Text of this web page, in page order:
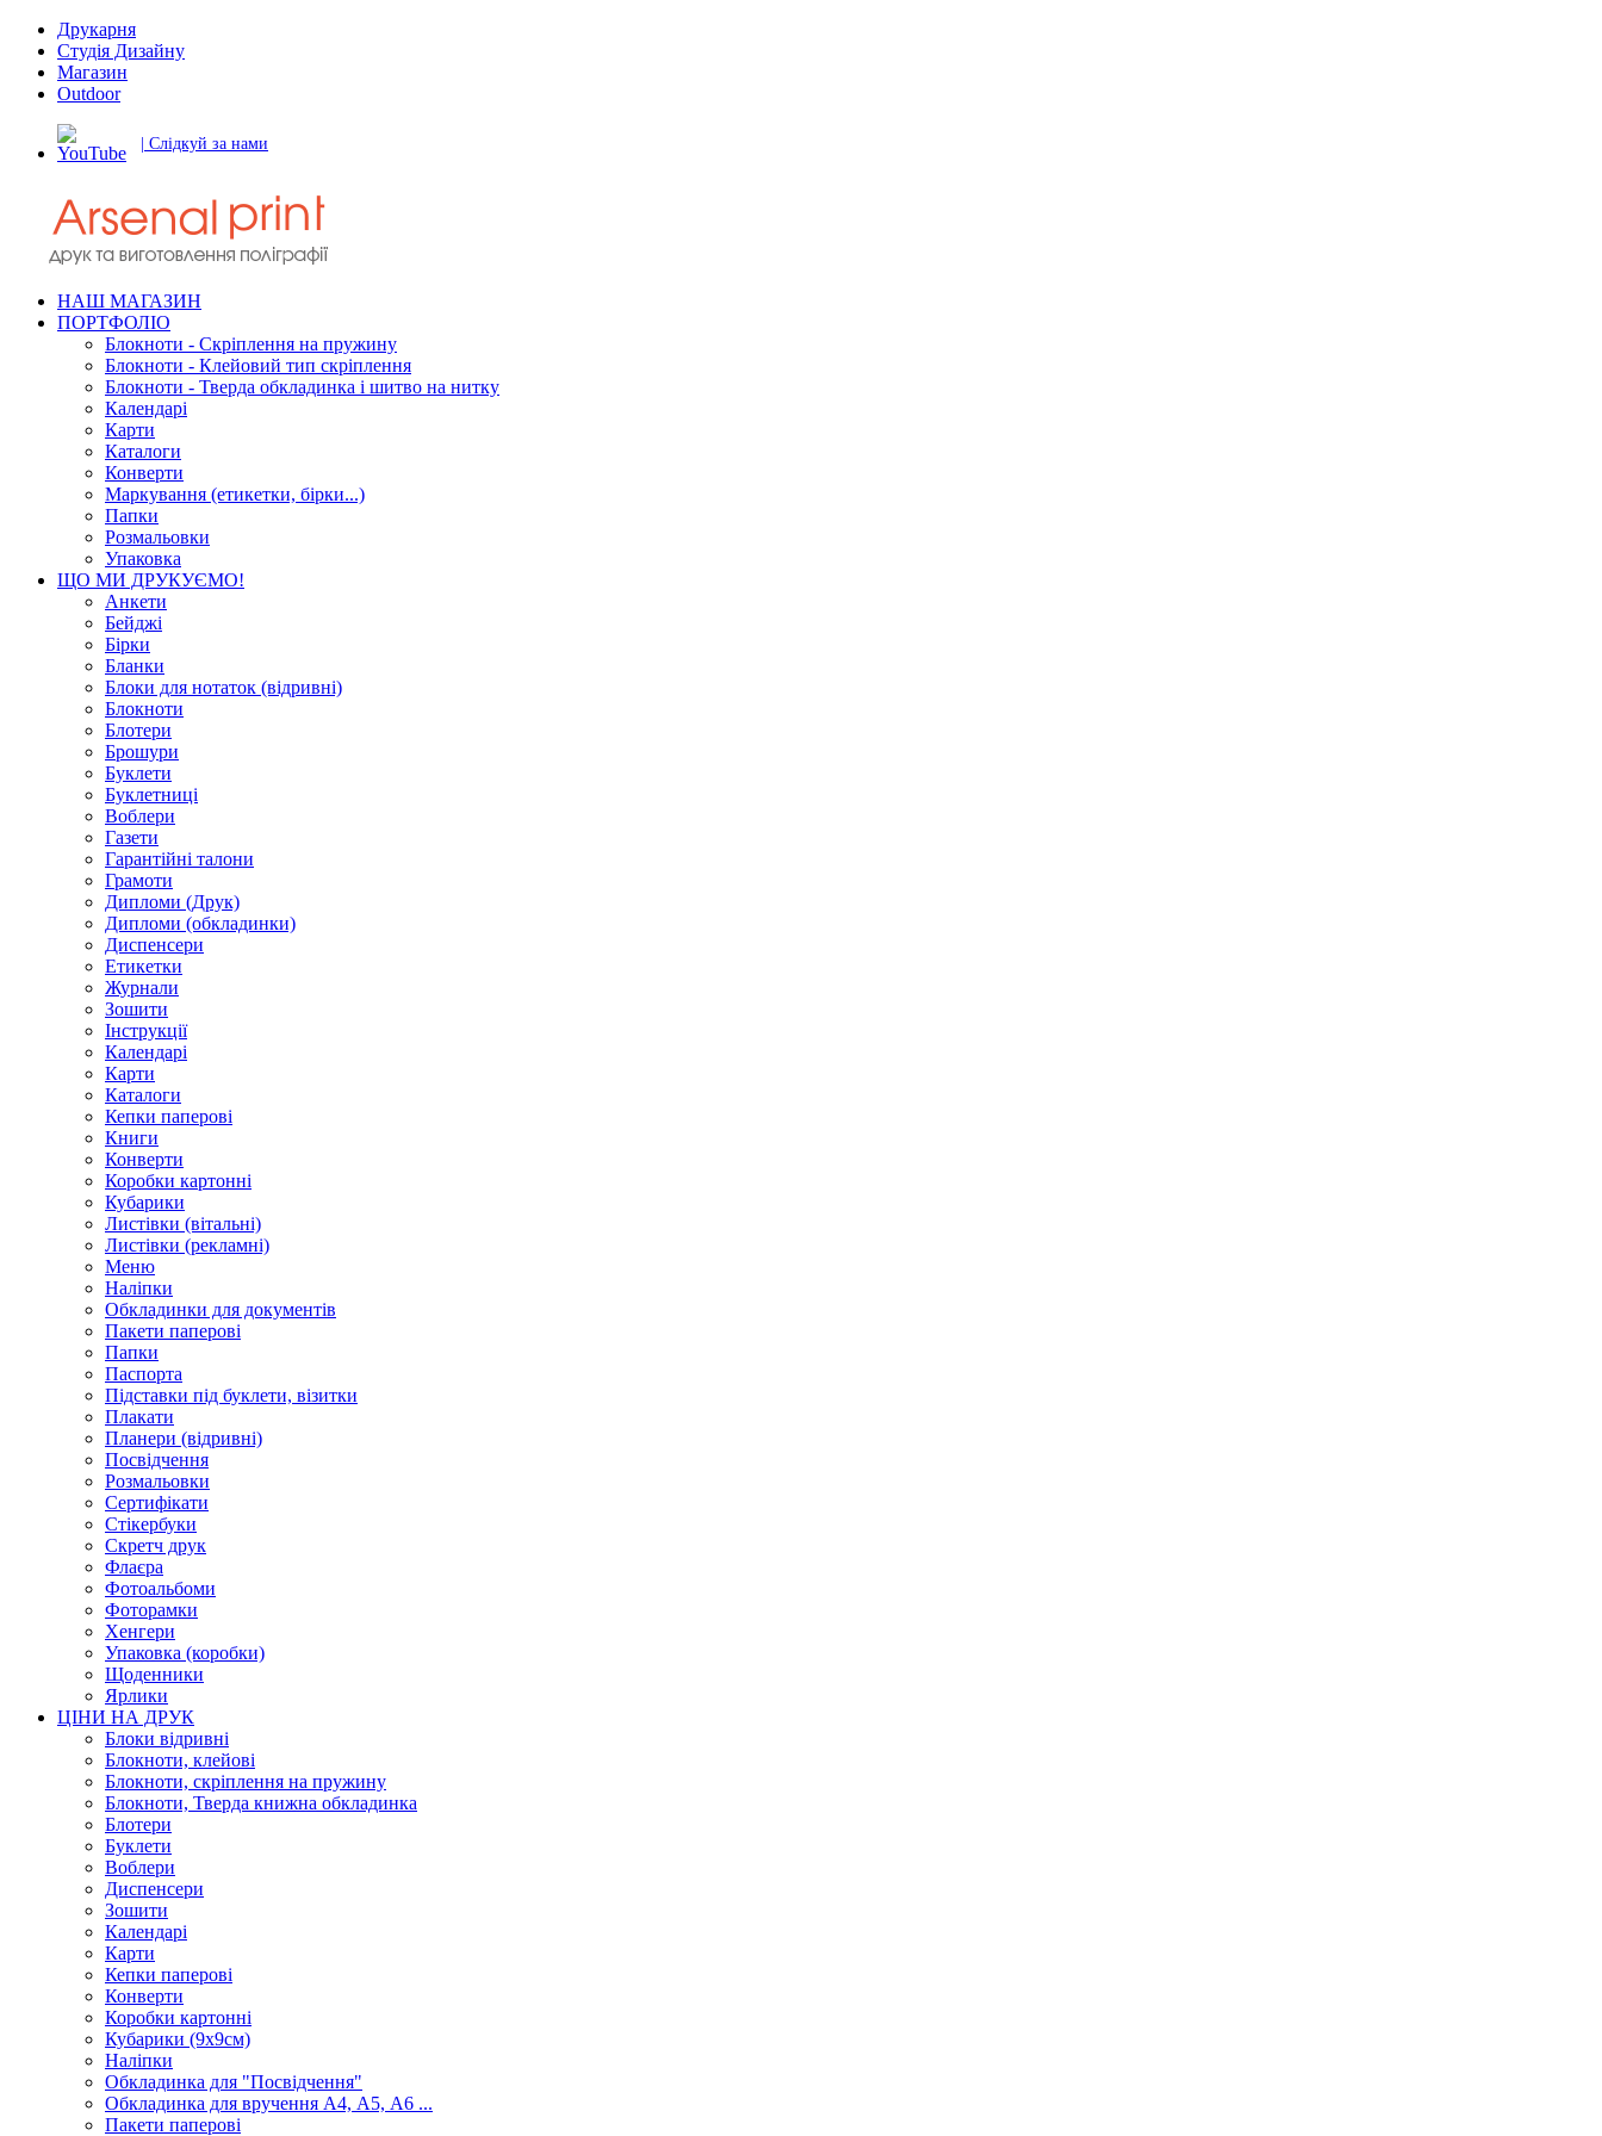
Друкарня
Студія Дизайну
Магазин
Outdoor
| Слідкуй за нами
НАШ МАГАЗИН
ПОРТФОЛІО
Блокноти - Скріплення на пружину
Блокноти - Клейовий тип скріплення
Блокноти - Тверда обкладинка і шитво на нитку
Календарі
Карти
Каталоги
Конверти
Маркування (етикетки, бірки...)
Папки
Розмальовки
Упаковка
ЩО МИ ДРУКУЄМО!
Анкети
Бейджі
Бірки
Бланки
Блоки для нотаток (відривні)
Блокноти
Блотери
Брошури
Буклети
Буклетниці
Воблери
Газети
Гарантійні талони
Грамоти
Дипломи (Друк)
Дипломи (обкладинки)
Диспенсери
Етикетки
Журнали
Зошити
Інструкції
Календарі
Карти
Каталоги
Кепки паперові
Книги
Конверти
Коробки картонні
Кубарики
Листівки (вітальні)
Листівки (рекламні)
Меню
Наліпки
Обкладинки для документів
Пакети паперові
Папки
Паспорта
Підставки під буклети, візитки
Плакати
Планери (відривні)
Посвідчення
Розмальовки
Сертифікати
Стікербуки
Скретч друк
Флаєра
Фотоальбоми
Фоторамки
Хенгери
Упаковка (коробки)
Щоденники
Ярлики
ЦІНИ НА ДРУК
Блоки відривні
Блокноти, клейові
Блокноти, скріплення на пружину
Блокноти, Тверда книжна обкладинка
Блотери
Буклети
Воблери
Диспенсери
Зошити
Календарі
Карти
Кепки паперові
Конверти
Коробки картонні
Кубарики (9х9см)
Наліпки
Обкладинка для "Посвідчення"
Обкладинка для вручення А4, А5, А6 ...
Пакети паперові